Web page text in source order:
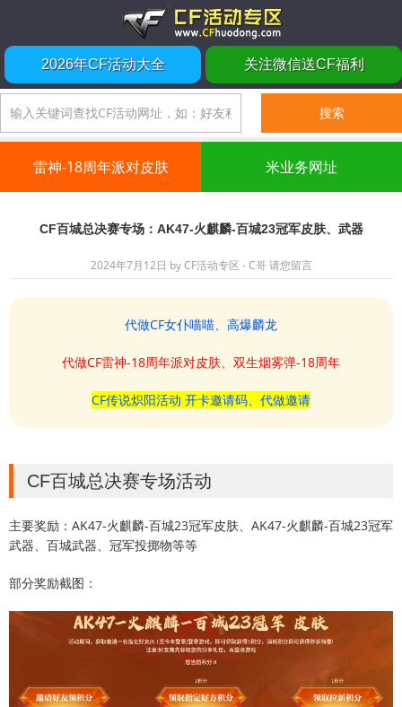
2026年CF活动大全 关注微信送CF福利
雷神-18周年派对皮肤 米业务网址
CF百城总决赛专场：AK47-火麒麟-百城23冠军皮肤、武器
2024年7月12日 byCF活动专区 - C哥 请您留言
代做CF女仆喵喵、高爆麟龙
代做CF雷神-18周年派对皮肤、双生烟雾弹-18周年
CF传说炽阳活动 开卡邀请码、代做邀请
CF百城总决赛专场活动
主要奖励：AK47-火麒麟-百城23冠军皮肤、AK47-火麒麟-百城23冠军
武器、百城武器、冠军投掷物等等
部分奖励截图：